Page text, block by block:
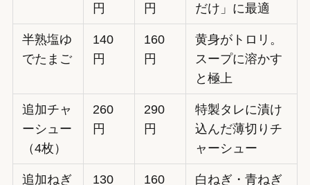
円
円
だけ」に最適
半熟塩ゆ
でたまご
140
円
160
円
黄身がトロリ。
スープに溶かす
と極上
追加チャ
ーシュー
（4枚）
260
円
290
円
特製タレに漬け
込んだ薄切りチ
ャーシュー
追加ねぎ
130
160
白ねぎ・青ねぎ